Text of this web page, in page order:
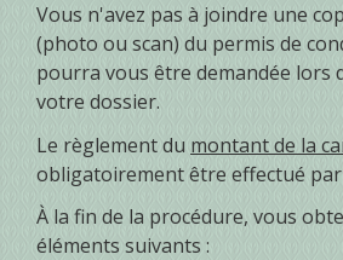
Vous n'avez pas à joindre une
(photo ou scan) du permis de
pourra vous être demandée lors
votre dossier.
Le règlement du montant de la
obligatoirement être effectué
À la fin de la procédure, vous
éléments suivants :